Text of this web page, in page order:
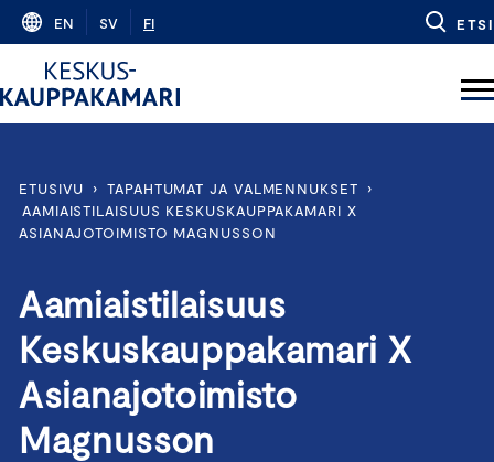
Skip
content
EN SV FI ETSI
ETUSIVU › TAPAHTUMAT JA VALMENNUKSET
›
AAMIAISTILAISUUS KESKUSKAUPPAKAMARI X
ASIANAJOTOIMISTO MAGNUSSON
Aamiaistilaisuus
Keskuskauppakamari X
Asianajotoimisto
Magnusson